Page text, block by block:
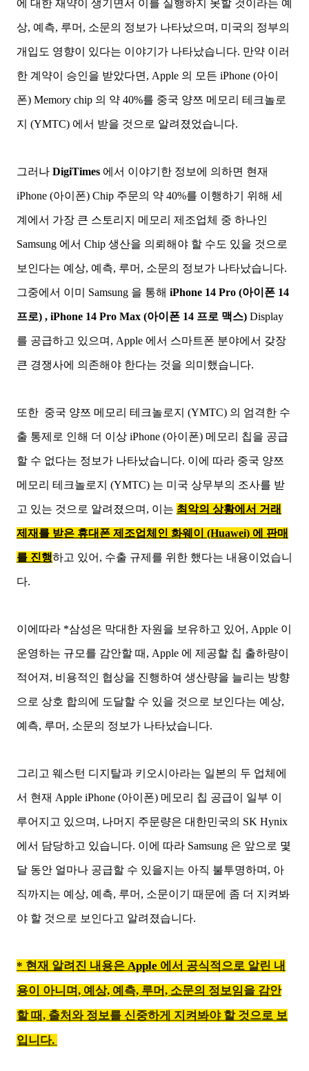
에 대한 재약이 생기면서 이를 실행하지 못할 것이라는 예
상, 예측, 루머, 소문의 정보가 나타났으며, 미국의 정부의
개입도 영향이 있다는 이야기가 나타났습니다. 만약 이러
한 계약이 승인을 받았다면, Apple 의 모든 iPhone (아이
폰) Memory chip 의 약 40%를 중국 양쯔 메모리 테크놀로
지 (YMTC) 에서 받을 것으로 알려졌었습니다.
그러나 DigiTimes 에서 이야기한 정보에 의하면 현재
iPhone (아이폰) Chip 주문의 약 40%를 이행하기 위해 세
계에서 가장 큰 스토리지 메모리 제조업체 중 하나인
Samsung 에서 Chip 생산을 의뢰해야 할 수도 있을 것으로
보인다는 예상, 예측, 루머, 소문의 정보가 나타났습니다.
그중에서 이미 Samsung 을 통해 iPhone 14 Pro (아이폰 14
프로) , iPhone 14 Pro Max (아이폰 14 프로 맥스) Display
를 공급하고 있으며, Apple 에서 스마트폰 분야에서 갖장
큰 경쟁사에 의존해야 한다는 것을 의미했습니다.
또한 중국 양쯔 메모리 테크놀로지 (YMTC) 의 엄격한 수
출 통제로 인해 더 이상 iPhone (아이폰) 메모리 칩을 공급
할 수 없다는 정보가 나타났습니다. 이에 따라 중국 양쯔
메모리 테크놀로지 (YMTC) 는 미국 상무부의 조사를 받
고 있는 것으로 알려졌으며, 이는 최악의 상황에서 거래
제재를 받은 휴대폰 제조업체인 화웨이 (Huawei) 에 판매
를 진행하고 있어, 수출 규제를 위한 했다는 내용이었습니
다.
이에따라 *삼성은 막대한 자원을 보유하고 있어, Apple 이
운영하는 규모를 감안할 때, Apple 에 제공할 칩 출하량이
적어져, 비용적인 협상을 진행하여 생산량을 늘리는 방향
으로 상호 합의에 도달할 수 있을 것으로 보인다는 예상,
예측, 루머, 소문의 정보가 나타났습니다.
그리고 웨스턴 디지탈과 키오시아라는 일본의 두 업체에
서 현재 Apple iPhone (아이폰) 메모리 칩 공급이 일부 이
루어지고 있으며, 나머지 주문량은 대한민국의 SK Hynix
에서 담당하고 있습니다. 이에 따라 Samsung 은 앞으로 몇
달 동안 얼마나 공급할 수 있을지는 아직 불투명하며, 아
직까지는 예상, 예측, 루머, 소문이기 때문에 좀 더 지켜봐
야 할 것으로 보인다고 알려졌습니다.
* 현재 알려진 내용은 Apple 에서 공식적으로 알린 내
용이 아니며, 예상, 예측, 루머, 소문의 정보임을 감안
할 때, 출처와 정보를 신중하게 지켜봐야 할 것으로 보
입니다.